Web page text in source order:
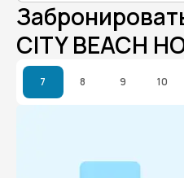
CITY BEACH
7 8 9 10